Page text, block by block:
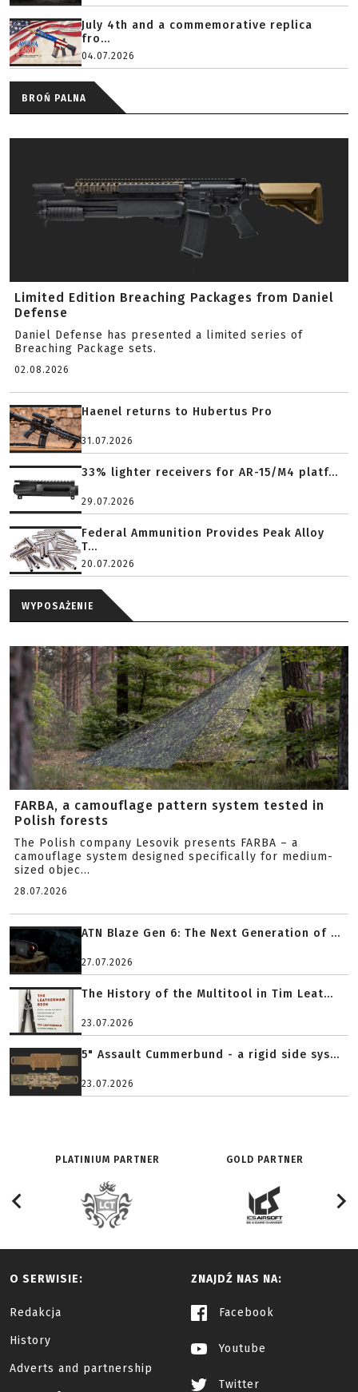
July 4th and a commemorative replica
fro...
04.07.2026
BROŃ PALNA
Limited Edition Breaching Packages from Daniel
Defense
Daniel Defense has presented a limited series of
Breaching Package sets.
02.08.2026
Haenel returns to Hubertus Pro
31.07.2026
33% lighter receivers for AR-15/M4 platf...
29.07.2026
Federal Ammunition Provides Peak Alloy
T...
20.07.2026
WYPOSAŻENIE
FARBA, a camouflage pattern system tested in
Polish forests
The Polish company Lesovik presents FARBA – a
camouflage system designed specifically for medium-
sized objec...
28.07.2026
ATN Blaze Gen 6: The Next Generation of ...
27.07.2026
The History of the Multitool in Tim Leat...
23.07.2026
5" Assault Cummerbund - a rigid side sys...
23.07.2026
PLATINIUM PARTNER GOLD PARTNER
O SERWISIE:
Redakcja
History
Adverts and partnership
ZNAJDŹ NAS NA:
Facebook
Youtube
Twitter